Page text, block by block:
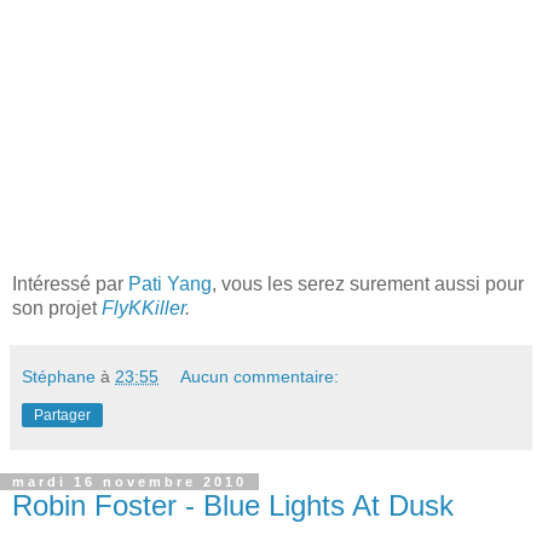
Intéressé par Pati Yang, vous les serez surement aussi pour
son projetFlyKKiller.
Stéphane à 23:55 Aucun commentaire:
Partager
mardi 16 novembre 2010
Robin Foster - Blue Lights At Dusk